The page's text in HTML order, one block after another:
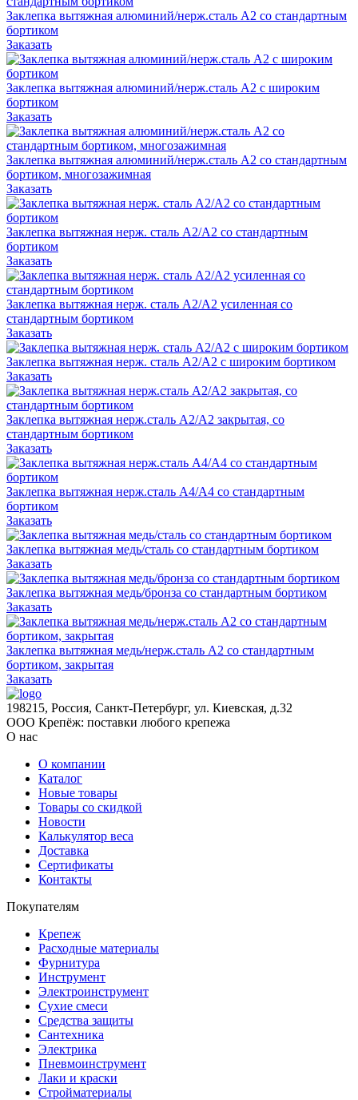
Заклепка вытяжная алюминий/нерж.сталь А2 со стандартным
бортиком
Заказать
Заклепка вытяжная алюминий/нерж.сталь А2 с широким
бортиком
Заказать
Заклепка вытяжная алюминий/нерж.сталь А2 со стандартным
бортиком, многозажимная
Заказать
Заклепка вытяжная нерж. сталь А2/А2 со стандартным
бортиком
Заказать
Заклепка вытяжная нерж. сталь А2/А2 усиленная со
стандартным бортиком
Заказать
Заклепка вытяжная нерж. сталь А2/А2 с широким бортиком
Заказать
Заклепка вытяжная нерж.сталь А2/А2 закрытая, со
стандартным бортиком
Заказать
Заклепка вытяжная нерж.сталь А4/А4 со стандартным
бортиком
Заказать
Заклепка вытяжная медь/сталь со стандартным бортиком
Заказать
Заклепка вытяжная медь/бронза со стандартным бортиком
Заказать
Заклепка вытяжная медь/нерж.сталь А2 со стандартным
бортиком, закрытая
Заказать
198215, Россия, Санкт-Петербург, ул. Киевская, д.32
ООО Крепёж: поставки любого крепежа
О нас
О компании
Каталог
Новые товары
Товары со скидкой
Новости
Калькулятор веса
Доставка
Сертификаты
Контакты
Покупателям
Крепеж
Расходные материалы
Фурнитура
Инструмент
Электроинструмент
Сухие смеси
Средства защиты
Сантехника
Электрика
Пневмоинструмент
Лаки и краски
Стройматериалы